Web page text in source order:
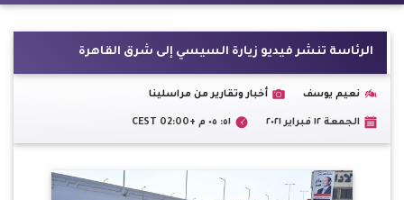
الرئاسة تنشر فيديو زيارة السيسي إلى شرق القاهرة
نعيم يوسف أخبار وتقارير من مراسلينا
الجمعة ١٢ فبراير ٢٠٢١ ٥١: ٠٥ م +02:00 CEST